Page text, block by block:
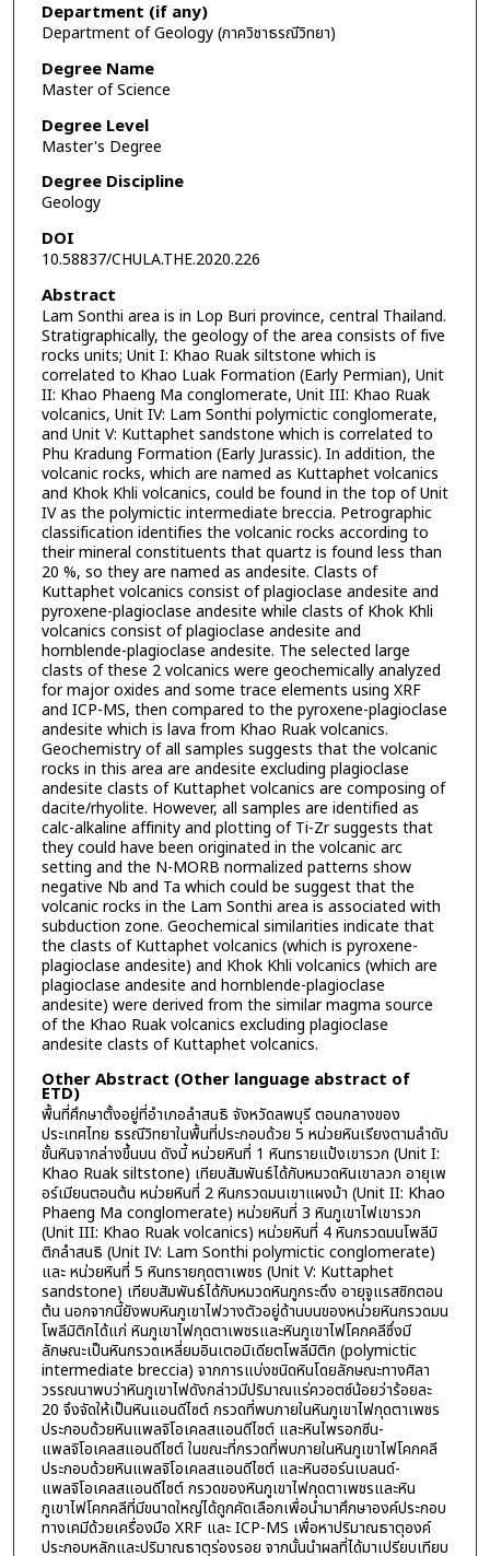
Department (if any)
Department of Geology (ภาควิชาธรณีวิทยา)
Degree Name
Master of Science
Degree Level
Master's Degree
Degree Discipline
Geology
DOI
10.58837/CHULA.THE.2020.226
Abstract
Lam Sonthi area is in Lop Buri province, central Thailand.
Stratigraphically, the geology of the area consists of five
rocks units; Unit I: Khao Ruak siltstone which is
correlated to Khao Luak Formation (Early Permian), Unit
II: Khao Phaeng Ma conglomerate, Unit III: Khao Ruak
volcanics, Unit IV: Lam Sonthi polymictic conglomerate,
and Unit V: Kuttaphet sandstone which is correlated to
Phu Kradung Formation (Early Jurassic). In addition, the
volcanic rocks, which are named as Kuttaphet volcanics
and Khok Khli volcanics, could be found in the top of Unit
IV as the polymictic intermediate breccia. Petrographic
classification identifies the volcanic rocks according to
their mineral constituents that quartz is found less than
20 %, so they are named as andesite. Clasts of
Kuttaphet volcanics consist of plagioclase andesite and
pyroxene-plagioclase andesite while clasts of Khok Khli
volcanics consist of plagioclase andesite and
hornblende-plagioclase andesite. The selected large
clasts of these 2 volcanics were geochemically analyzed
for major oxides and some trace elements using XRF
and ICP-MS, then compared to the pyroxene-plagioclase
andesite which is lava from Khao Ruak volcanics.
Geochemistry of all samples suggests that the volcanic
rocks in this area are andesite excluding plagioclase
andesite clasts of Kuttaphet volcanics are composing of
dacite/rhyolite. However, all samples are identified as
calc-alkaline affinity and plotting of Ti-Zr suggests that
they could have been originated in the volcanic arc
setting and the N-MORB normalized patterns show
negative Nb and Ta which could be suggest that the
volcanic rocks in the Lam Sonthi area is associated with
subduction zone. Geochemical similarities indicate that
the clasts of Kuttaphet volcanics (which is pyroxene-
plagioclase andesite) and Khok Khli volcanics (which are
plagioclase andesite and hornblende-plagioclase
andesite) were derived from the similar magma source
of the Khao Ruak volcanics excluding plagioclase
andesite clasts of Kuttaphet volcanics.
Other Abstract (Other language abstract of
ETD)
พื้นที่ศึกษาตั้งอยู่ที่อำเภอลำสนธิ จังหวัดลพบุรี ตอนกลางของ
ประเทศไทย ธรณีวิทยาในพื้นที่ประกอบด้วย 5 หน่วยหินเรียงตามลำดับ
ชั้นหินจากล่างขึ้นบน ดังนี้ หน่วยหินที่ 1 หินทรายแป้งเขารวก (Unit I:
Khao Ruak siltstone) เทียบสัมพันธ์ได้กับหมวดหินเขาลวก อายุเพ
อร์เมียนตอนต้น หน่วยหินที่ 2 หินกรวดมนเขาแผงม้า (Unit II: Khao
Phaeng Ma conglomerate) หน่วยหินที่ 3 หินภูเขาไฟเขารวก
(Unit III: Khao Ruak volcanics) หน่วยหินที่ 4 หินกรวดมนโพลีมิ
ติกลำสนธิ (Unit IV: Lam Sonthi polymictic conglomerate)
และ หน่วยหินที่ 5 หินทรายกุดตาเพชร (Unit V: Kuttaphet
sandstone) เทียบสัมพันธ์ได้กับหมวดหินภูกระดึง อายุจูแรสซิกตอน
ต้น นอกจากนี้ยังพบหินภูเขาไฟวางตัวอยู่ด้านบนของหน่วยหินกรวดมน
โพลีมิติกได้แก่ หินภูเขาไฟกุดตาเพชรและหินภูเขาไฟโคกคลีซึ่งมี
ลักษณะเป็นหินกรวดเหลี่ยมอินเตอมิเดียตโพลีมิติก (polymictic
intermediate breccia) จากการแบ่งชนิดหินโดยลักษณะทางศิลา
วรรณนาพบว่าหินภูเขาไฟดังกล่าวมีปริมาณแร่ควอตซ์น้อยว่าร้อยละ
20 จึงจัดให้เป็นหินแอนดีไซต์ กรวดที่พบภายในหินภูเขาไฟกุดตาเพชร
ประกอบด้วยหินแพลจิโอเคลสแอนดีไซต์ และหินไพรอกซีน-
แพลจิโอเคลสแอนดีไซต์ ในขณะที่กรวดที่พบภายในหินภูเขาไฟโคกคลี
ประกอบด้วยหินแพลจิโอเคลสแอนดีไซต์ และหินฮอร์นเบลนด์-
แพลจิโอเคลสแอนดีไซต์ กรวดของหินภูเขาไฟกุดตาเพชรและหิน
ภูเขาไฟโคกคลีที่มีขนาดใหญ่ได้ถูกคัดเลือกเพื่อนำมาศึกษาองค์ประกอบ
ทางเคมีด้วยเครื่องมือ XRF และ ICP-MS เพื่อหาปริมาณธาตุองค์
ประกอบหลักและปริมาณธาตุร่องรอย จากนั้นนำผลที่ได้มาเปรียบเทียบ